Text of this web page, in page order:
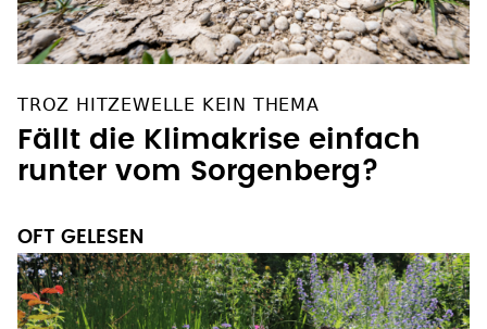
TROZ HITZEWELLE KEIN THEMA
Fällt die Klimakrise einfach
runter vom Sorgenberg?
OFT GELESEN